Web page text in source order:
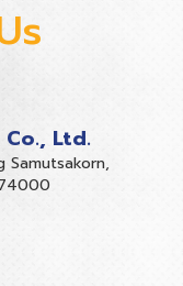
Ltd.
Samutsakorn,